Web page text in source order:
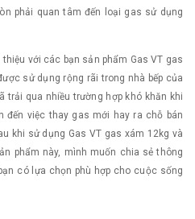
phải quan tâm đến loại gas sử dụng
với các bạn sản phẩm Gas VT gas
sử dụng rộng rãi trong nhà bếp của
trải qua nhiều trường hợp khó khăn khi
đến việc thay gas mới hay ra chỗ bán
khi sử dụng Gas VT gas xám 12kg và
phẩm này, mình muốn chia sẻ thông
có lựa chọn phù hợp cho cuộc sống